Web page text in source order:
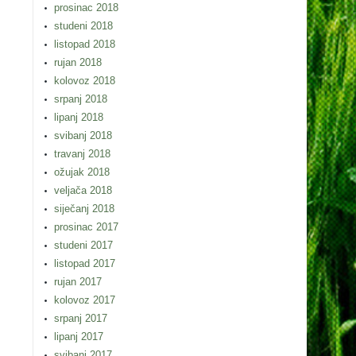
prosinac 2018
studeni 2018
listopad 2018
rujan 2018
kolovoz 2018
srpanj 2018
lipanj 2018
svibanj 2018
travanj 2018
ožujak 2018
veljača 2018
siječanj 2018
prosinac 2017
studeni 2017
listopad 2017
rujan 2017
kolovoz 2017
srpanj 2017
lipanj 2017